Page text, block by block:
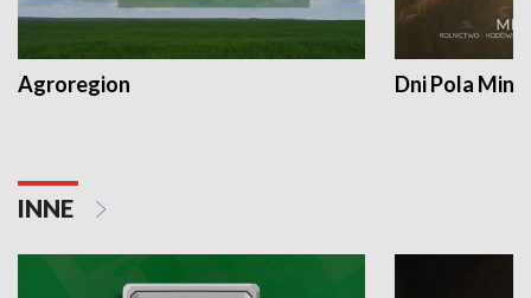
Agroregion Dni Pola
INNE